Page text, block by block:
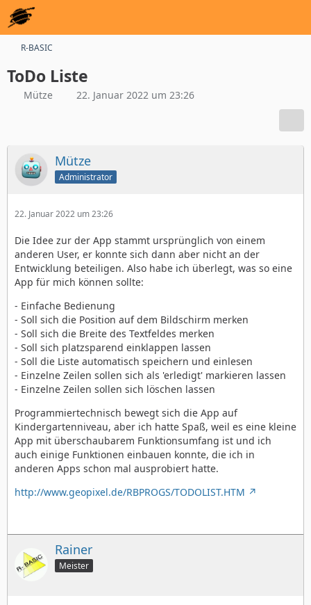
R-BASIC
ToDo Liste
Mütze 22. Januar 2022 um 23:26
Mütze
Administrator
22. Januar 2022 um 23:26
Die Idee zur der App stammt ursprünglich von einem
anderen User, er konnte sich dann aber nicht an der
Entwicklung beteiligen. Also habe ich überlegt, was so eine
App für mich können sollte:
- Einfache Bedienung
- Soll sich die Position auf dem Bildschirm merken
- Soll sich die Breite des Textfeldes merken
- Soll sich platzsparend einklappen lassen
- Soll die Liste automatisch speichern und einlesen
- Einzelne Zeilen sollen sich als 'erledigt' markieren lassen
- Einzelne Zeilen sollen sich löschen lassen
Programmiertechnisch bewegt sich die App auf
Kindergartenniveau, aber ich hatte Spaß, weil es eine kleine
App mit überschaubarem Funktionsumfang ist und ich
auch einige Funktionen einbauen konnte, die ich in
anderen Apps schon mal ausprobiert hatte.
http://www.geopixel.de/RBPROGS/TODOLIST.HTM
Rainer
Meister